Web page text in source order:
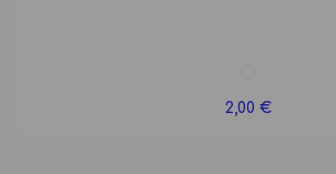
2,00 €